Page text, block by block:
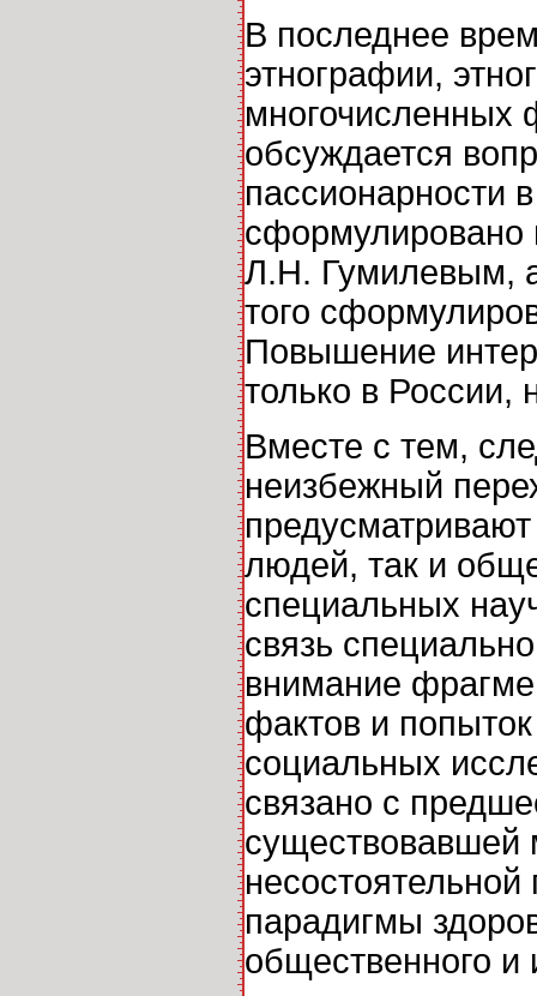
В последнее
этнографии,
многочисленных
обсуждается
пассионарности
сформулировано
Л.Н. Гумилевым,
того
Повышение
только в России,
Вместе с тем,
неизбежный
людей, так и
специальных
связь
внимание
фактов и
социальных
связано с
существовавшей
парадигмы
общественного и